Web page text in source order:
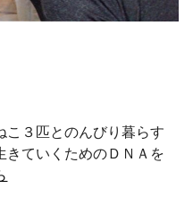
こ３匹とのんびり暮らす
きていくためのＤＮＡを